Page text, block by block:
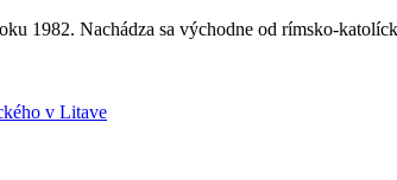
1982. Nachádza sa východne od rímsko-
v Litave